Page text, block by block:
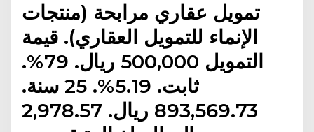
تمويل عقاري مرابحة (منتجات
الإنماء للتمويل العقاري). قيمة
التمويل 500,000 ريال. 79%.
ثابت. 5.19%. 25 سنة.
893,569.73 ريال. 2,978.57